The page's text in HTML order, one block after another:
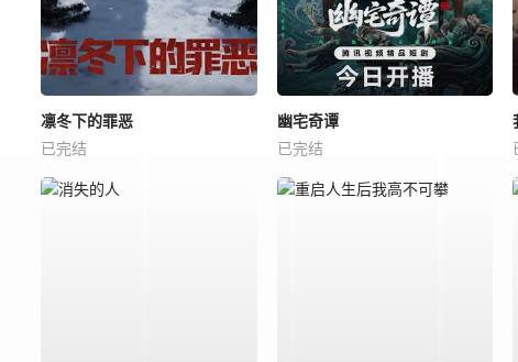
凛冬下的罪恶
已完结
幽宅奇谭
已完结